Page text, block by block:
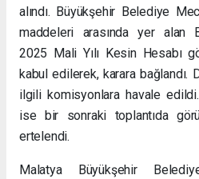
alındı. Büyükşehir Belediye
maddeleri arasında yer alan
2025 Mali Yılı Kesin Hesabı
kabul edilerek, karara bağlandı.
ilgili komisyonlara havale
ise bir sonraki toplantıda
ertelendi.
Malatya Büyükşehir